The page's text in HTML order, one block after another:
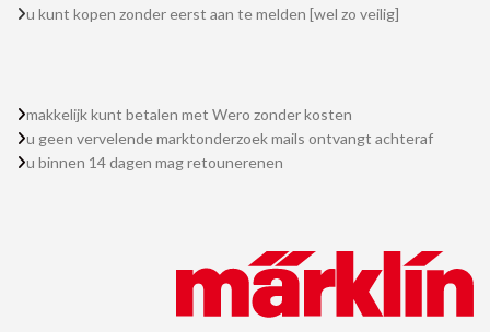
u kunt kopen zonder eerst aan te melden [wel zo veilig]
makkelijk kunt betalen met Wero zonder kosten
u geen vervelende marktonderzoek mails ontvangt achteraf
u binnen 14 dagen mag retounerenen